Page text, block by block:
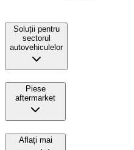
Soluții pentru
sectorul
autovehiculelor
Piese
aftermarket
Aflați mai